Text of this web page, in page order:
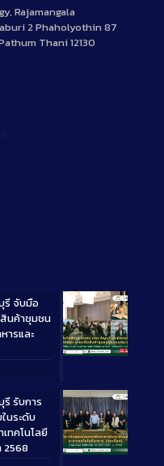
Rajamangala
2 Phaholyothin 87
Thani 12130
Long
รี จับมือ
นค้าชุมชน
ารและ
Long
รับการ
นระดับ
ทคโนโลยี
2568